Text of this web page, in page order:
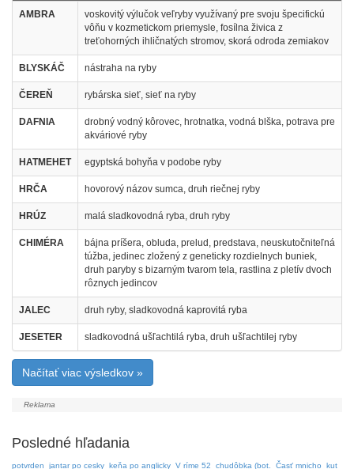
AMBRA
voskovitý výlučok veľryby využívaný pre svoju špecifickú
vôňu v kozmetickom priemysle, fosílna živica z
treťohorných ihličnatých stromov, skorá odroda zemiakov
BLYSKÁČ nástraha na ryby
ČEREŇ rybárska sieť, sieť na ryby
DAFNIA
drobný vodný kôrovec, hrotnatka, vodná blška, potrava pre
akváriové ryby
HATMEHET egyptská bohyňa v podobe ryby
HRČA hovorový názov sumca, druh riečnej ryby
HRÚZ malá sladkovodná ryba, druh ryby
CHIMÉRA
bájna príšera, obluda, prelud, predstava, neuskutočniteľná
túžba, jedinec zložený z geneticky rozdielnych buniek,
druh paryby s bizarným tvarom tela, rastlina z pletív dvoch
rôznych jedincov
JALEC druh ryby, sladkovodná kaprovitá ryba
JESETER sladkovodná ušľachtilá ryba, druh ušľachtilej ryby
Načítať viac výsledkov »
Posledné hľadania
potvrden jantar po cesky keňa po anglicky V ríme 52 chudôbka (bot. Časť mnicho kut